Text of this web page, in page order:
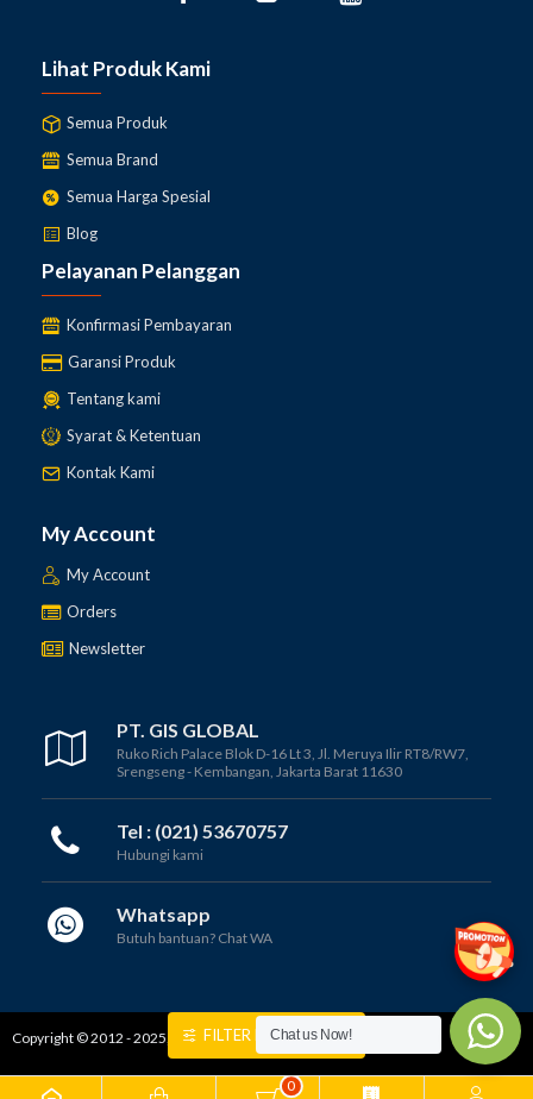
Lihat Produk Kami
Semua Produk
Semua Brand
Semua Harga Spesial
Blog
Pelayanan Pelanggan
Konfirmasi Pembayaran
Garansi Produk
Tentang kami
Syarat & Ketentuan
Kontak Kami
My Account
My Account
Orders
Newsletter
PT. GIS GLOBAL
Ruko Rich Palace Blok D-16 Lt 3, Jl. Meruya Ilir RT8/RW7,
Srengseng - Kembangan, Jakarta Barat 11630
Tel : (021) 53670757
Hubungi kami
Whatsapp
Butuh bantuan? Chat WA
Copyright © 2012 - 2025, PT GIS GLOBAL
0
Chat us Now!
FILTER PRODUCTEN